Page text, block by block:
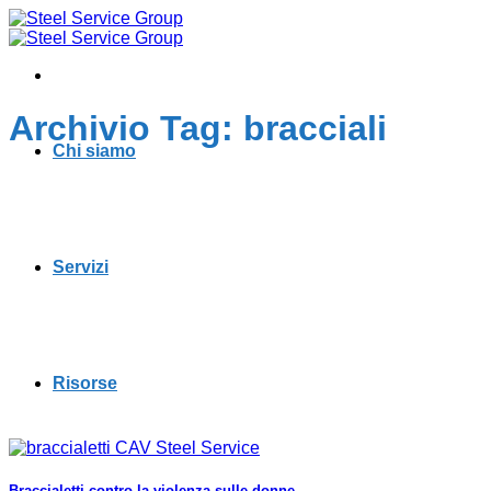
Salta
ai
Chi siamo
Servizi
Risorse
Archivio Tag: bracciali